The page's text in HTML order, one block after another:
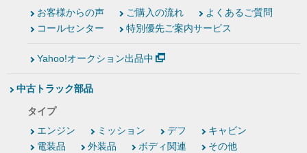
お客様からの声
ご購入の流れ
よくあるご質問
コールセンター
特別優先ご案内サービス
Yahoo!オークション出品中
中古トラック部品
タイプ
エンジン
ミッション デフ
キャビン
電装品
外装品 ボディ関連 その他